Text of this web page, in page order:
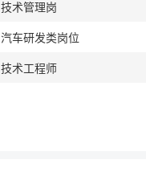
技术管理岗
汽车研发类岗位
技术工程师